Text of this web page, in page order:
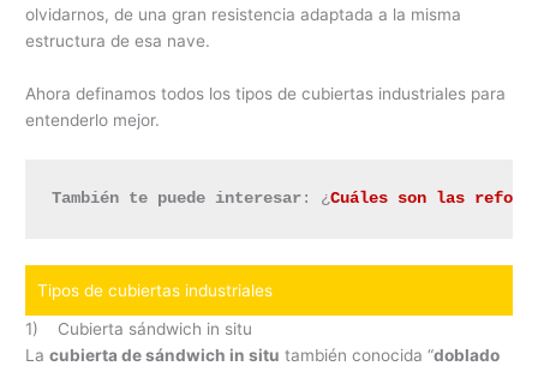
olvidarnos, de una gran resistencia adaptada a la misma
estructura de esa nave.
Ahora definamos todos los tipos de cubiertas industriales para
entenderlo mejor.
También te puede interesar: ¿Cuáles son las
Tipos de cubiertas industriales
1) Cubierta sándwich in situ
Lacubierta de sándwich in situ también conocida “doblado